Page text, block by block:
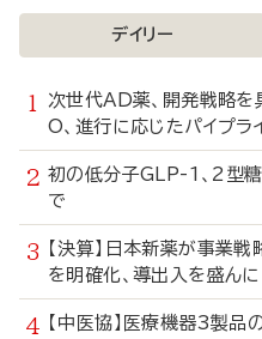
デイリー
次世代AD薬、開発戦略
O、進行に応じたパイプラ
初の低分子GLP-1、2型
で
【決算】日本新薬が事
を明確化、導出入を盛んに
【中医協】医療機器3製